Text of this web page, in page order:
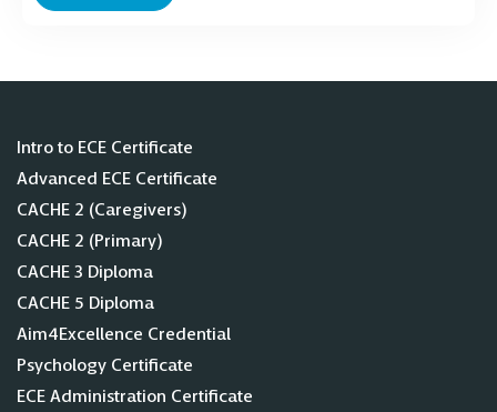
Intro to ECE Certificate
Advanced ECE Certificate
CACHE 2 (Caregivers)
CACHE 2 (Primary)
CACHE 3 Diploma
CACHE 5 Diploma
Aim4Excellence Credential
Psychology Certificate
ECE Administration Certificate